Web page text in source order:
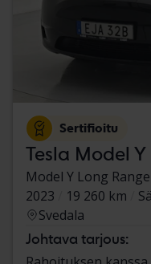
Sertifioitu
Tesla Model Y
Model Y Long
2023
19 260 km
Svedala
Johtava tarjous: